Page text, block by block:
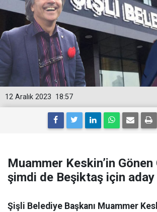
18:57
12 Aralık 2023
Muammer Keskin’in Gönen
şimdi de Beşiktaş için aday
Şişli Belediye Başkanı Muammer